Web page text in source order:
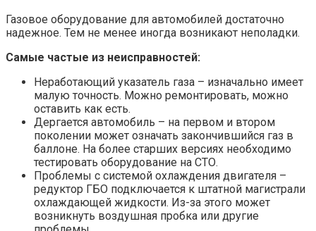
Газовое оборудование для автомобилей достаточно
надежное. Тем не менее иногда возникают неполадки.
Самые частые из неисправностей:
Неработающий указатель газа – изначально имеет
малую точность. Можно ремонтировать, можно
оставить как есть.
Дергается автомобиль – на первом и втором
поколении может означать закончившийся газ в
баллоне. На более старших версиях необходимо
тестировать оборудование на СТО.
Проблемы с системой охлаждения двигателя –
редуктор ГБО подключается к штатной магистрали
охлаждающей жидкости. Из-за этого может
возникнуть воздушная пробка или другие